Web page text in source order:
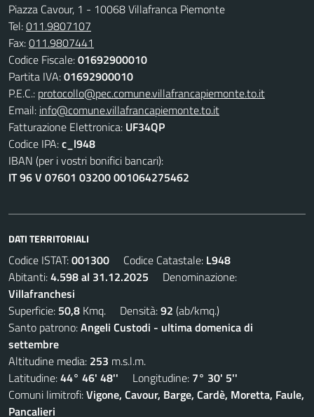
Piazza Cavour, 1 - 10068 Villafranca Piemonte
Tel:011.9807107
Fax:011.9807441
Codice Fiscale:01692900010
Partita IVA:01692900010
P.E.C.: protocollo@pec.comune.villafrancapiemonte.to.it
Email: info@comune.villafrancapiemonte.to.it
Fatturazione Elettronica: UF34QP
Codice IPA:c_l948
IBAN (per i vostri bonifici bancari):
IT 96 V 07601 03200 001064275462
DATI TERRITORIALI
Codice ISTAT:001300 Codice Catastale: L948
Abitanti:4.598 al 31.12.2025 Denominazione:
Villafranchesi
Superficie: 50,8 Kmq. Densità:92 (ab/kmq.)
Santo patrono:Angeli Custodi - ultima domenica di
settembre
Altitudine media: 253 m.s.l.m.
Latitudine:44° 46' 48'' Longitudine: 7° 30' 5''
Comuni limitrofi:Vigone, Cavour, Barge, Cardè, Moretta, Faule,
Pancalieri